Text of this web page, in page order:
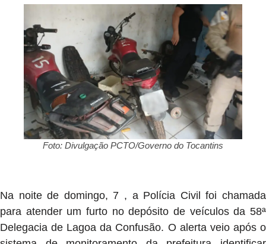
Foto: Divulgação PCTO/Governo do Tocantins
Na noite de domingo, 7 , a Polícia Civil foi chamada
para atender um furto no depósito de veículos da 58ª
Delegacia de Lagoa da Confusão. O alerta veio após o